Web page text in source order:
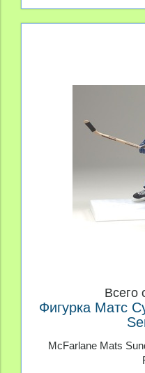
Всего
Фигурка Матс
McFarlane Mats